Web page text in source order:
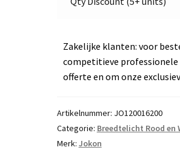
Jokon
Zakelijke klanten: voor
competitieve professionele
offerte en om onze
Artikelnummer: JO120016200
Categorie: Breedtelicht Rood en
Merk: Jokon